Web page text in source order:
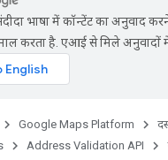
भाषा में कॉन्टेंट का अनुवाद
करता है. एआई से मिले अनुवादों
Google Maps Platform
Address Validation API